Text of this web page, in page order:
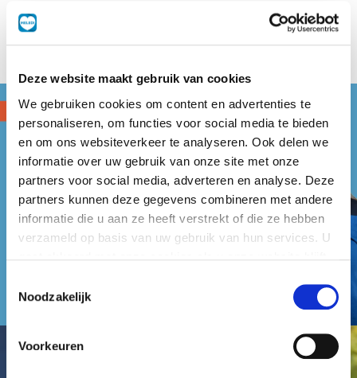
Deze website maakt gebruik van cookies
We gebruiken cookies om content en advertenties te
personaliseren, om functies voor social media te bieden
en om ons websiteverkeer te analyseren. Ook delen we
informatie over uw gebruik van onze site met onze
partners voor social media, adverteren en analyse. Deze
partners kunnen deze gegevens combineren met andere
informatie die u aan ze heeft verstrekt of die ze hebben
verzameld op basis van uw gebruik van hun services. U
Noodzakelijk
Voorkeuren